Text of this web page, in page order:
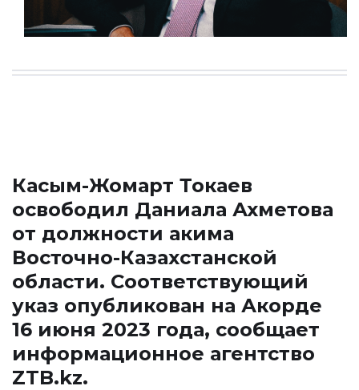
Касым-Жомарт Токаев
освободил Даниала Ахметова
от должности акима
Восточно-Казахстанской
области. Соответствующий
указ опубликован на Акорде
16 июня 2023 года, сообщает
информационное агентство
ZTB.kz.